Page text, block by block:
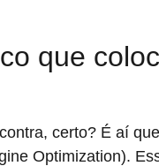
que
certo? É aí
Optimization).